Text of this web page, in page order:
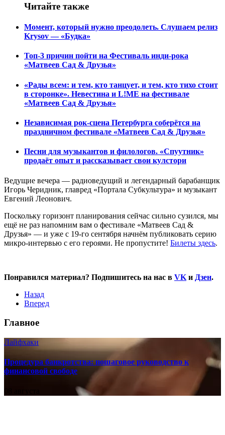
Читайте также
Момент, который нужно преодолеть. Слушаем релиз
Krysov — «Будка»
Топ-3 причин пойти на Фестиваль инди-рока
«Матвеев Сад & Друзья»
«Рады всем: и тем, кто танцует, и тем, кто тихо стоит
в сторонке». Невестина и L!ME на фестивале
«Матвеев Сад & Друзья»
Независимая рок-сцена Петербурга соберётся на
праздничном фестивале «Матвеев Сад & Друзья»
Песни для музыкантов и филологов. «Спуутник»
продаёт опыт и рассказывает свои кулстори
Ведущие вечера — радиоведущий и легендарный барабанщик
Игорь Черидник, главред «Портала Субкультура» и музыкант
Евгений Леонович.
Поскольку горизонт планирования сейчас сильно сузился, мы
ещё не раз напомним вам о фестивале «Матвеев Сад &
Друзья» — и уже с 19-го сентября начнём публиковать серию
микро-интервью с его героями. Не пропустите! Билеты здесь.
Понравился материал? Подпишитесь на нас в VK и Дзен.
Назад
Вперед
Главное
Лайфхаки
Процедура банкротства: пошаговое руководство к
финансовой свободе